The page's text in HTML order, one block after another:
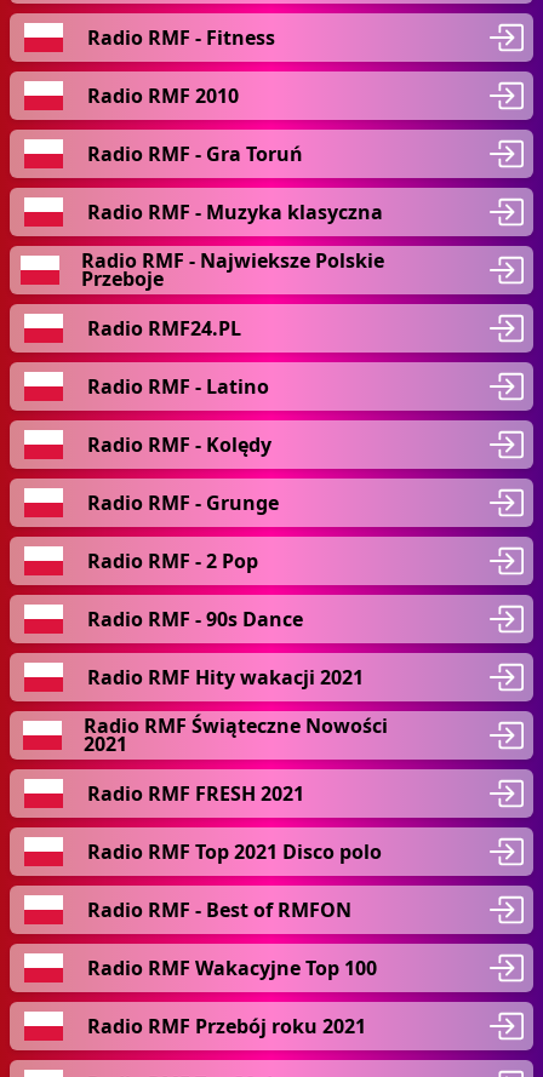
Radio RMF - Fitness
Radio RMF 2010
Radio RMF - Gra Toruń
Radio RMF - Muzyka klasyczna
Radio RMF - Najwieksze Polskie
Przeboje
Radio RMF24.PL
Radio RMF - Latino
Radio RMF - Kolędy
Radio RMF - Grunge
Radio RMF - 2 Pop
Radio RMF - 90s Dance
Radio RMF Hity wakacji 2021
Radio RMF Świąteczne Nowości
2021
Radio RMF FRESH 2021
Radio RMF Top 2021 Disco polo
Radio RMF - Best of RMFON
Radio RMF Wakacyjne Top 100
Radio RMF Przebój roku 2021